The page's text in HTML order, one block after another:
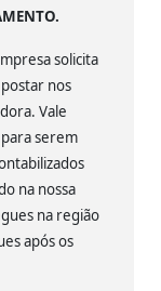
solicita
nos
Vale
serem
na nossa
na região
após os